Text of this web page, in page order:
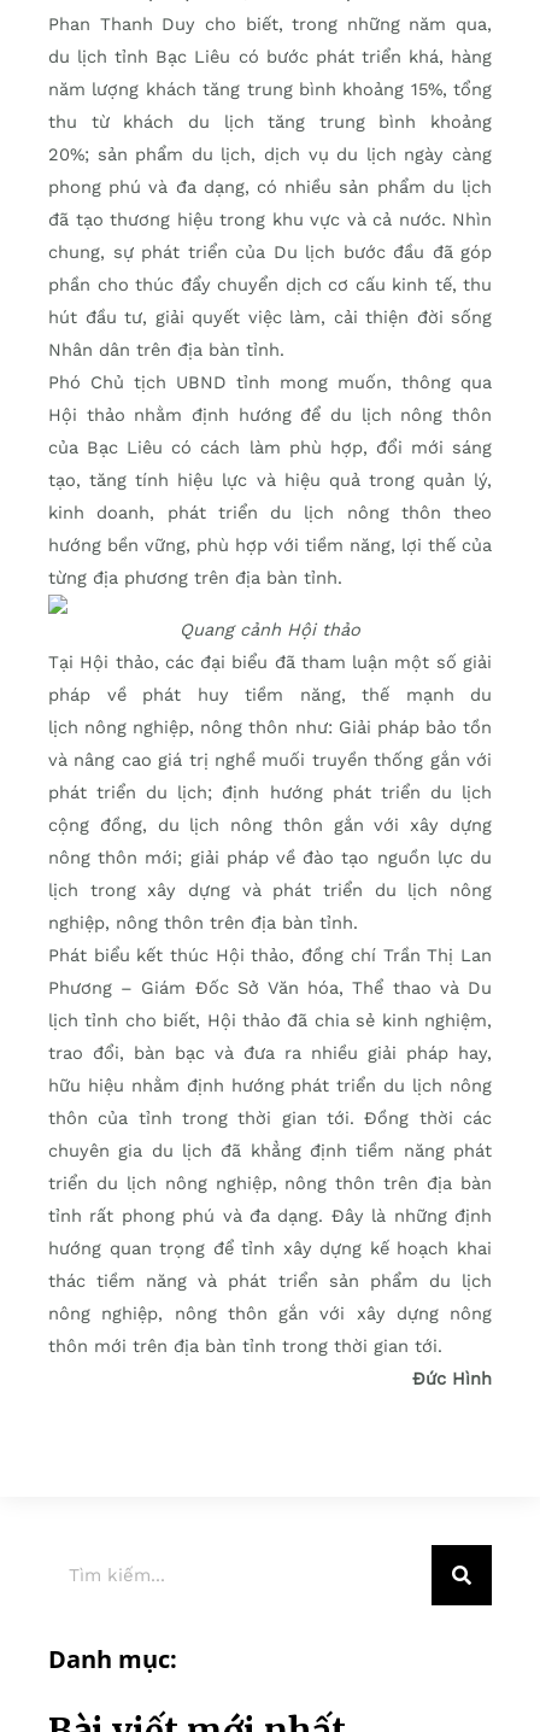
Phan Thanh Duy cho biết, trong những năm qua,
du lịch tỉnh Bạc Liêu có bước phát triển khá, hàng
năm lượng khách tăng trung bình khoảng 15%, tổng
thu từkhách du lịch tăng trung bình khoảng
20%; sản phẩm du lịch, dịch vụ du lịch ngày càng
phong phú và đa dạng, có nhiều sản phẩm du lịch
đã tạo thương hiệu trong khu vực và cả nước. Nhìn
chung, sựphát triển của Du lịch bước đầu đã góp
phần cho thúc đẩy chuyển dịch cơ cấu kinh tế, thu
hút đầu tư, giải quyết việc làm, cải thiện đời sống
Nhân dân trên địa bàn tỉnh.
Phó Chủ tịch UBND tỉnh mong muốn, thông qua
Hội thảo nhằm định hướng để du lịch nông thôn
của Bạc Liêu có cách làm phù hợp, đổi mới sáng
tạo, tăng tính hiệu lực và hiệu quả trong quản lý,
kinh doanh, phát triển du lịch nông thôn theo
hướng bền vững, phù hợp với tiềm năng, lợi thế của
từng địa phương trên địa bàn tỉnh.
Quang cảnh Hội thảo
Tại Hội thảo, các đại biểu đã tham luận một số giải
pháp về phát huy tiềm năng, thế mạnh du
lịch nông nghiệp, nông thôn như: Giải pháp bảo tồn
và nâng cao giá trị nghề muối truyền thống gắn với
phát triển du lịch; định hướng phát triển du lịch
cộng đồng, du lịch nông thôn gắn với xây dựng
nông thôn mới; giải pháp về đào tạo nguồn lực du
lịch trong xây dựng và phát triển du lịch nông
nghiệp, nông thôn trên địa bàn tỉnh.
Phát biểu kết thúc Hội thảo, đồng chí Trần Thị Lan
Phương – Giám Đốc Sở Văn hóa, Thể thao và Du
lịch tỉnh cho biết, Hội thảo đã chia sẻ kinh nghiệm,
trao đổi, bàn bạc và đưa ra nhiều giải pháp hay,
hữu hiệu nhằm định hướng phát triển du lịch nông
thôn của tỉnh trong thời gian tới. Đồng thời các
chuyên gia du lịch đã khẳng định tiềm năng phát
triển du lịch nông nghiệp, nông thôn trên địa bàn
tỉnh rất phong phú và đa dạng. Đây là những định
hướng quan trọng để tỉnh xây dựng kế hoạch khai
thác tiềm năng và phát triển sản phẩm du lịch
nông nghiệp, nông thôn gắn với xây dựng nông
thôn mới trên địa bàn tỉnh trong thời gian tới.
Đức Hình
Danh mục: